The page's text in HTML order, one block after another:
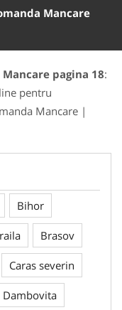
Mancare
pagina 18:
pentru
Mancare |
Bihor
Brasov
Caras severin
Dambovita